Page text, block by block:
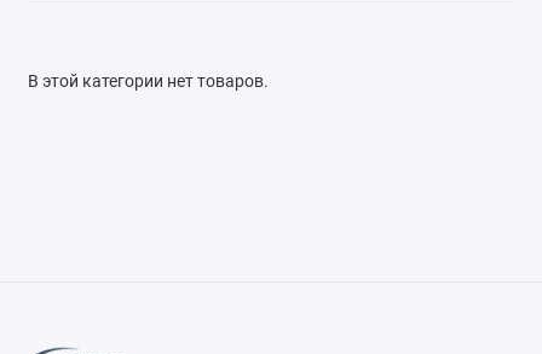
В этой категории нет товаров.